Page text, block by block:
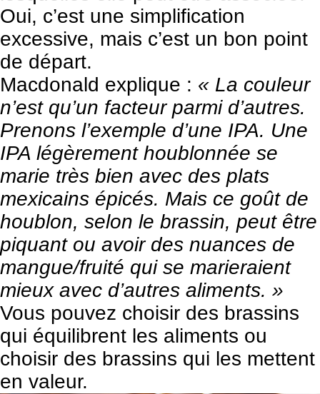
Oui, c’est une simplification
excessive, mais c’est un bon point
de départ.
Macdonald explique : « La couleur
n’est qu’un facteur parmi d’autres.
Prenons l’exemple d’une IPA. Une
IPA légèrement houblonnée se
marie très bien avec des plats
mexicains épicés. Mais ce goût de
houblon, selon le brassin, peut être
piquant ou avoir des nuances de
mangue/fruité qui se marieraient
mieux avec d’autres aliments. »
Vous pouvez choisir des brassins
qui équilibrent les aliments ou
choisir des brassins qui les mettent
en valeur.